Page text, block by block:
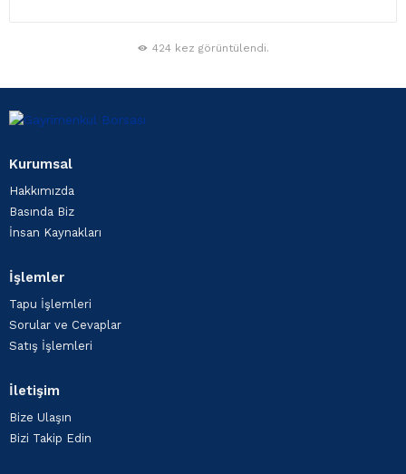
424 kez görüntülendi.
Kurumsal
Hakkımızda
Basında Biz
İnsan Kaynakları
İşlemler
Tapu İşlemleri
Sorular ve Cevaplar
Satış İşlemleri
İletişim
Bize Ulaşın
Bizi Takip Edin